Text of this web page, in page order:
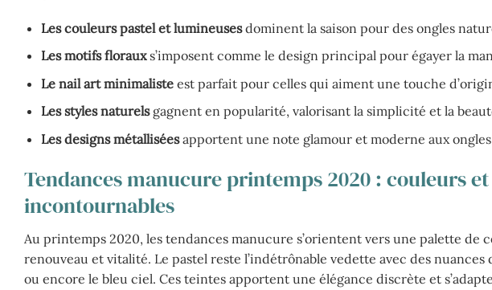
Les couleurs pastel et lumineusesdominent la saison pour des ongles
Les motifs florauxs’imposent comme le design principal pour égayer la
Le nail art minimalisteest parfait pour celles qui aiment une touche
Les styles naturelsgagnent en popularité, valorisant la simplicité et la
Les designs métalliséesapportent une note glamour et moderne aux ongles
Tendances manucure printemps 2020 : couleurs
incontournables
Au printemps 2020, les tendances manucure s’orientent vers une palette
renouveau et vitalité. Le pastel reste l’indétrônable vedette avec des
ou encore le bleu ciel. Ces teintes apportent une élégance discrète et